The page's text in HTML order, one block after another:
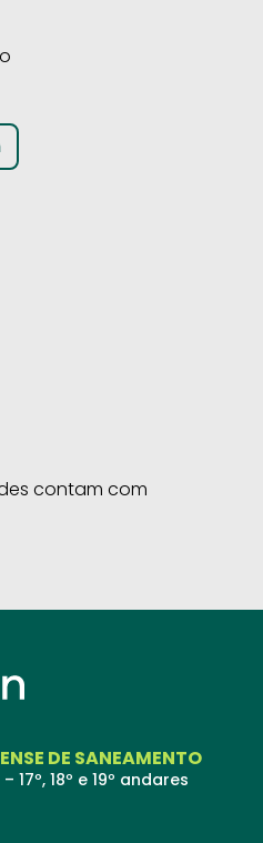
contam com
DE SANEAMENTO
17º, 18º e 19º andares